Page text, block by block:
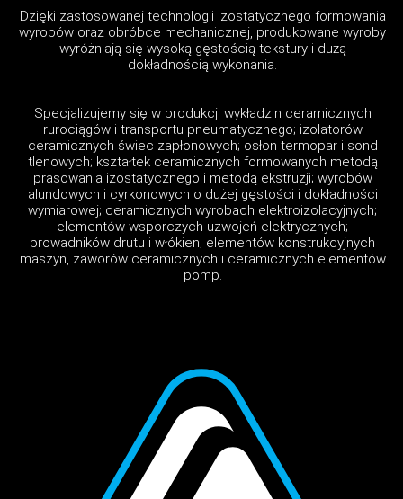
Dzięki zastosowanej technologii izostatycznego formowania
wyrobów oraz obróbce mechanicznej, produkowane wyroby
wyróżniają się wysoką gęstością tekstury i dużą
dokładnością wykonania.
Specjalizujemy się w produkcji wykładzin ceramicznych
rurociągów i transportu pneumatycznego; izolatorów
ceramicznych świec zapłonowych; osłon termopar i sond
tlenowych; kształtek ceramicznych formowanych metodą
prasowania izostatycznego i metodą ekstruzji; wyrobów
alundowych i cyrkonowych o dużej gęstości i dokładności
wymiarowej; ceramicznych wyrobach elektroizolacyjnych;
elementów wsporczych uzwojeń elektrycznych;
prowadników drutu i włókien; elementów konstrukcyjnych
maszyn, zaworów ceramicznych i ceramicznych elementów
pomp.